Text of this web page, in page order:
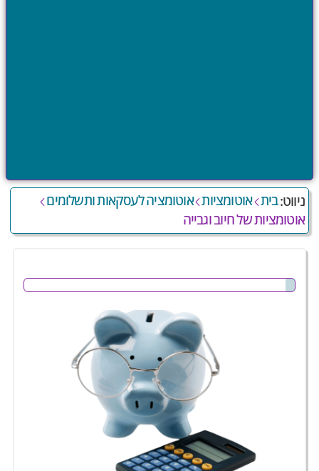
ניווט:בית אוטומציות אוטומציה לעסקאות ותשלומים
אוטומציות של חיוב וגבייה